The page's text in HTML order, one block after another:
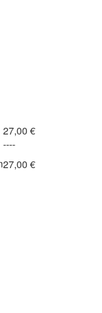
27,00 €
----
27,00 €